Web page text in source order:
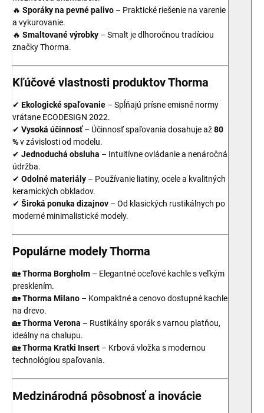
🔥 Sporáky na pevné palivo – Praktické riešenie na varenie
a vykurovanie.
🔥 Smaltované výrobky – Smalt je dlhoročnou tradíciou
značky Thorma.
Kľúčové vlastnosti produktov Thorma
✔ Ekologické spaľovanie – Spĺňajú prísne emisné normy
vrátane ECODESIGN 2022.
✔ Vysoká účinnosť– Účinnosť spaľovania dosahuje až80
%v závislosti od modelu.
✔ Jednoduchá obsluha – Intuitívne ovládanie a nenáročná
údržba.
✔ Odolné materiály – Používanie liatiny, ocele a kvalitných
keramických obkladov.
✔ Široká ponuka dizajnov – Od klasických rustikálnych po
moderné minimalistické modely.
Populárne modely Thorma
🏡Thorma Borgholm – Elegantné oceľové kachle s veľkým
presklením.
🏡Thorma Milano – Kompaktné a cenovo dostupné kachle
na drevo.
🏡Thorma Verona – Rustikálny sporák s varnou platňou,
ideálny na chalupu.
🏡Thorma Kratki Insert – Krbová vložka s modernou
technológiou spaľovania.
Medzinárodná pôsobnosť a inovácie